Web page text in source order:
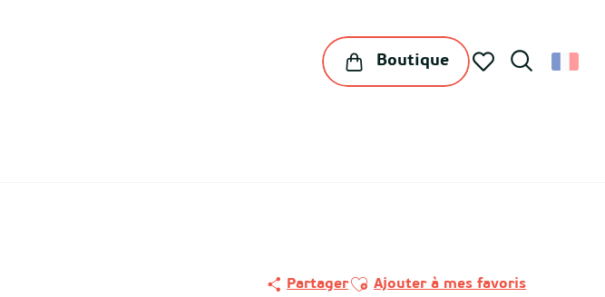
Boutique
PartagerAjouter aux favoris
Ajouter à mes favoris